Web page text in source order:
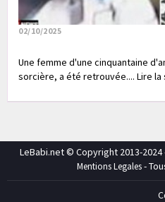
02/10/2025
Une femme d'une cinquantaine
sorcière, a été retrouvée.... Lire la
LeBabi.net © Copyright 2013-2024
Mentions Legales-